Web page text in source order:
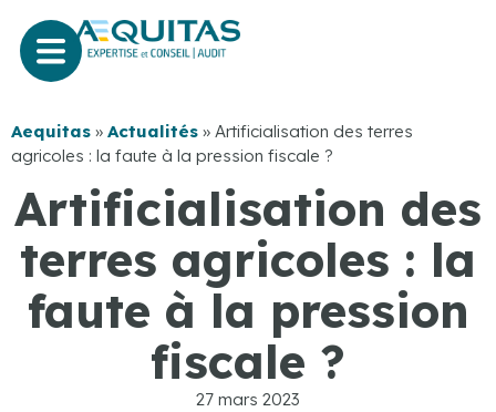
Aequitas » Actualités » Artificialisation des terres
agricoles : la faute à la pression fiscale ?
Artificialisation des
terres agricoles : la
faute à la pression
fiscale ?
27 mars 2023